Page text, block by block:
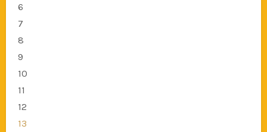
6
7
8
9
10
11
12
13